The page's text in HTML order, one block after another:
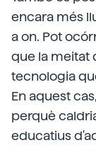
encara més
a on. Pot
que la meitat
tecnologia
En aquest
perquè
educatius